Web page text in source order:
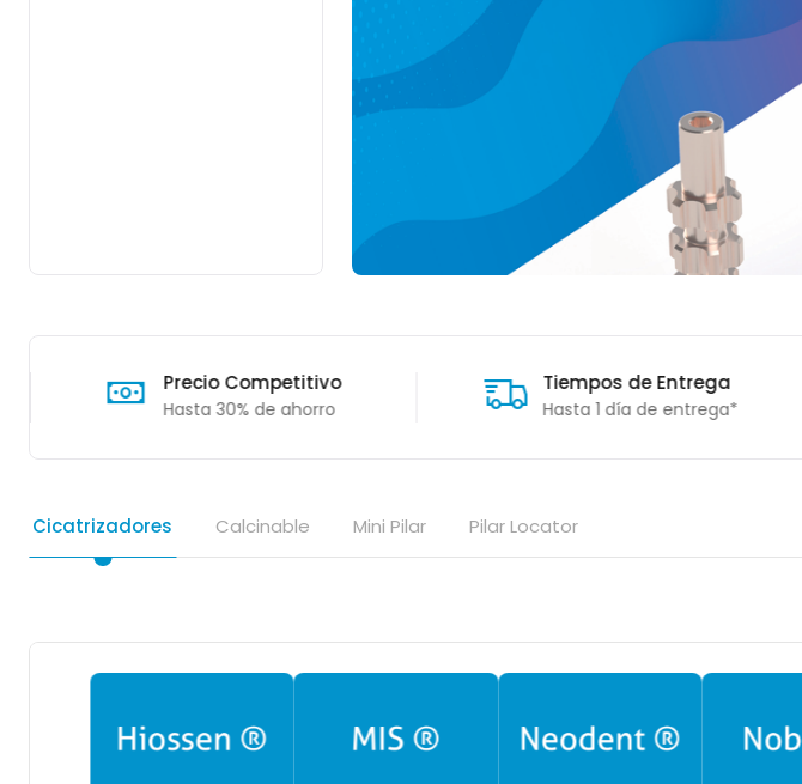
Precio Competitivo
Hasta 30% de ahorro
Tiempos de Entrega
Hasta 1 día de entrega*
Cicatrizadores Calcinable Mini Pilar Pilar Locator